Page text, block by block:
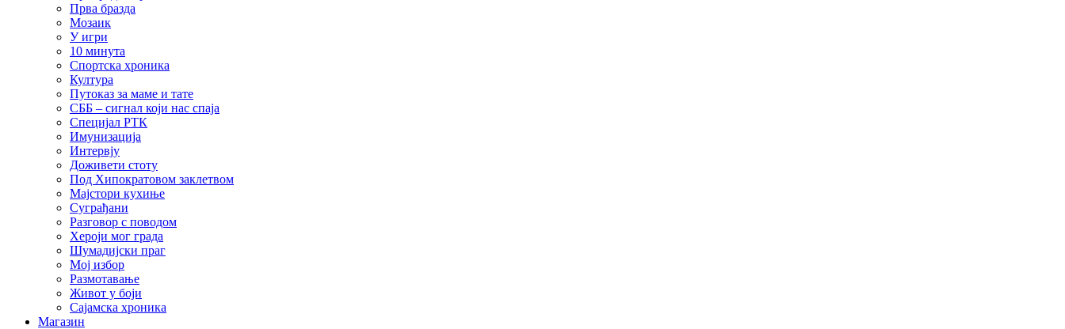
Прва бразда
Мозаик
У игри
10 минута
Спортска хроника
Култура
Путоказ за маме и тате
СББ – сигнал који нас спаја
Специјал РТК
Имунизација
Интервју
Доживети стоту
Под Хипократовом заклетвом
Мајстори кухиње
Суграђани
Разговор с поводом
Хероји мог града
Шумадијски праг
Мој избор
Размотавање
Живот у боји
Сајамска хроника
Магазин